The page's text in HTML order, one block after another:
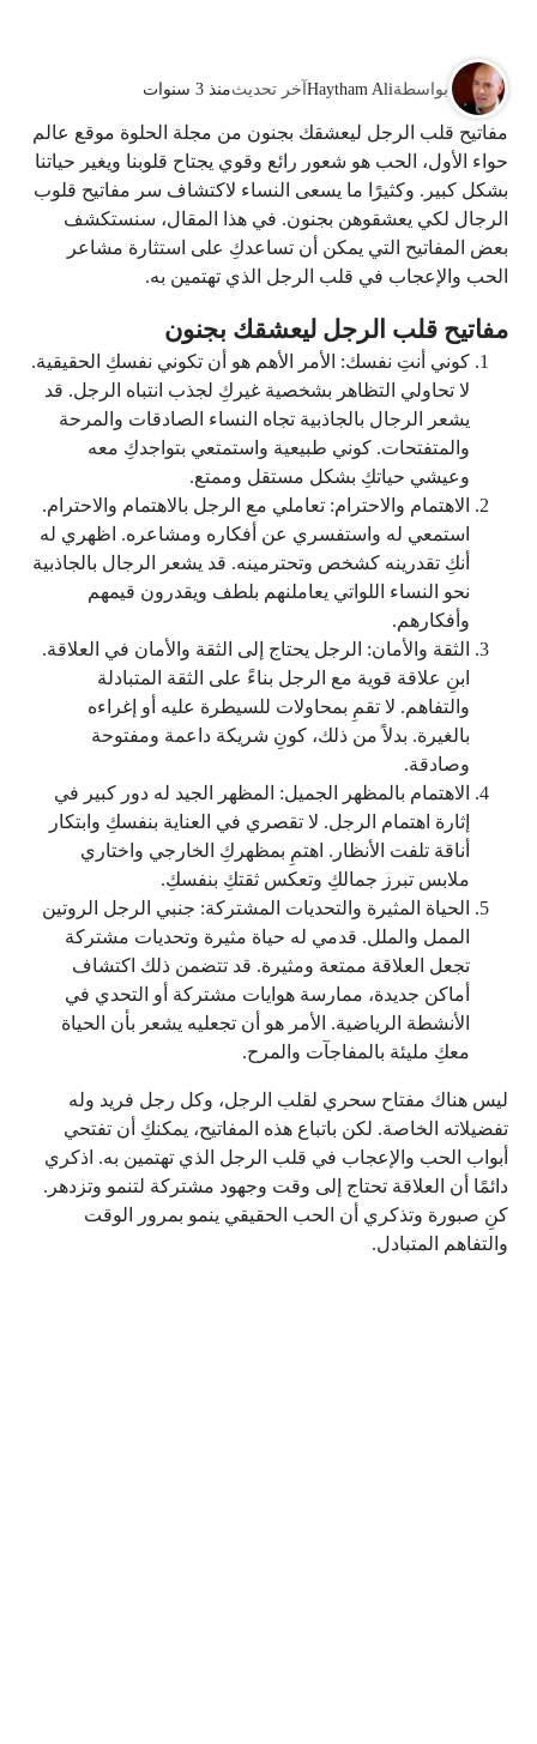
بواسطةHaytham Aliآخر تحديثمنذ 3 سنوات
مفاتيح قلب الرجل ليعشقك بجنون من مجلة الحلوة موقع عالم
حواء الأول، الحب هو شعور رائع وقوي يجتاح قلوبنا ويغير حياتنا
بشكل كبير. وكثيرًا ما يسعى النساء لاكتشاف سر مفاتيح قلوب
الرجال لكي يعشقوهن بجنون. في هذا المقال، سنستكشف
بعض المفاتيح التي يمكن أن تساعدكِ على استثارة مشاعر
الحب والإعجاب في قلب الرجل الذي تهتمين به.
مفاتيح قلب الرجل ليعشقك بجنون
كوني أنتِ نفسك: الأمر الأهم هو أن تكوني نفسكِ الحقيقية.
لا تحاولي التظاهر بشخصية غيركِ لجذب انتباه الرجل. قد
يشعر الرجال بالجاذبية تجاه النساء الصادقات والمرحة
والمتفتحات. كوني طبيعية واستمتعي بتواجدكِ معه
وعيشي حياتكِ بشكل مستقل وممتع.
الاهتمام والاحترام: تعاملي مع الرجل بالاهتمام والاحترام.
استمعي له واستفسري عن أفكاره ومشاعره. اظهري له
أنكِ تقدرينه كشخص وتحترمينه. قد يشعر الرجال بالجاذبية
نحو النساء اللواتي يعاملنهم بلطف ويقدرون قيمهم
وأفكارهم.
الثقة والأمان: الرجل يحتاج إلى الثقة والأمان في العلاقة.
ابنِ علاقة قوية مع الرجل بناءً على الثقة المتبادلة
والتفاهم. لا تقمِ بمحاولات للسيطرة عليه أو إغراءه
بالغيرة. بدلاً من ذلك، كونِ شريكة داعمة ومفتوحة
وصادقة.
الاهتمام بالمظهر الجميل: المظهر الجيد له دور كبير في
إثارة اهتمام الرجل. لا تقصري في العناية بنفسكِ وابتكار
أناقة تلفت الأنظار. اهتمِ بمظهركِ الخارجي واختاري
ملابس تبرز جمالكِ وتعكس ثقتكِ بنفسكِ.
الحياة المثيرة والتحديات المشتركة: جنبي الرجل الروتين
الممل والملل. قدمي له حياة مثيرة وتحديات مشتركة
تجعل العلاقة ممتعة ومثيرة. قد تتضمن ذلك اكتشاف
أماكن جديدة، ممارسة هوايات مشتركة أو التحدي في
الأنشطة الرياضية. الأمر هو أن تجعليه يشعر بأن الحياة
معكِ مليئة بالمفاجآت والمرح.
ليس هناك مفتاح سحري لقلب الرجل، وكل رجل فريد وله
تفضيلاته الخاصة. لكن باتباع هذه المفاتيح، يمكنكِ أن تفتحي
أبواب الحب والإعجاب في قلب الرجل الذي تهتمين به. اذكري
دائمًا أن العلاقة تحتاج إلى وقت وجهود مشتركة لتنمو وتزدهر.
كنِ صبورة وتذكري أن الحب الحقيقي ينمو بمرور الوقت
والتفاهم المتبادل.